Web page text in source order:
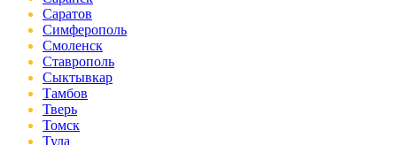
Саратов
Симферополь
Смоленск
Ставрополь
Сыктывкар
Тамбов
Тверь
Томск
Тула